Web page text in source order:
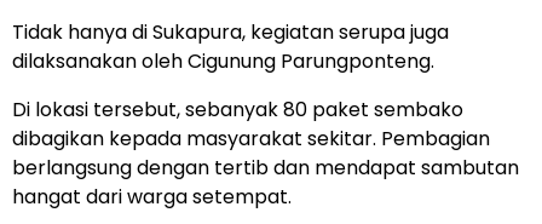
Tidak hanya di Sukapura, kegiatan serupa juga
dilaksanakan oleh Cigunung Parungponteng.
Di lokasi tersebut, sebanyak 80 paket sembako
dibagikan kepada masyarakat sekitar. Pembagian
berlangsung dengan tertib dan mendapat sambutan
hangat dari warga setempat.